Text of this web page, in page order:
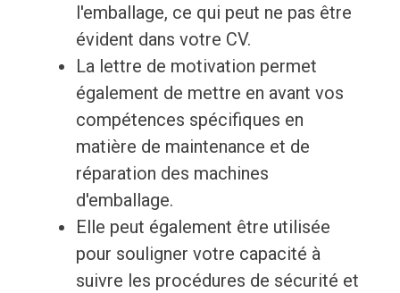
l'emballage, ce qui peut ne pas être
évident dans votre CV.
La lettre de motivation permet
également de mettre en avant vos
compétences spécifiques en
matière de maintenance et de
réparation des machines
d'emballage.
Elle peut également être utilisée
pour souligner votre capacité à
suivre les procédures de sécurité et